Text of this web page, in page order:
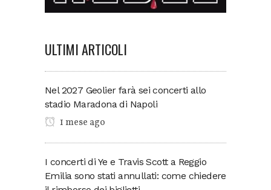
ULTIMI ARTICOLI
Nel 2027 Geolier farà sei concerti allo
stadio Maradona di Napoli
1 mese ago
I concerti di Ye e Travis Scott a Reggio
Emilia sono stati annullati: come chiedere